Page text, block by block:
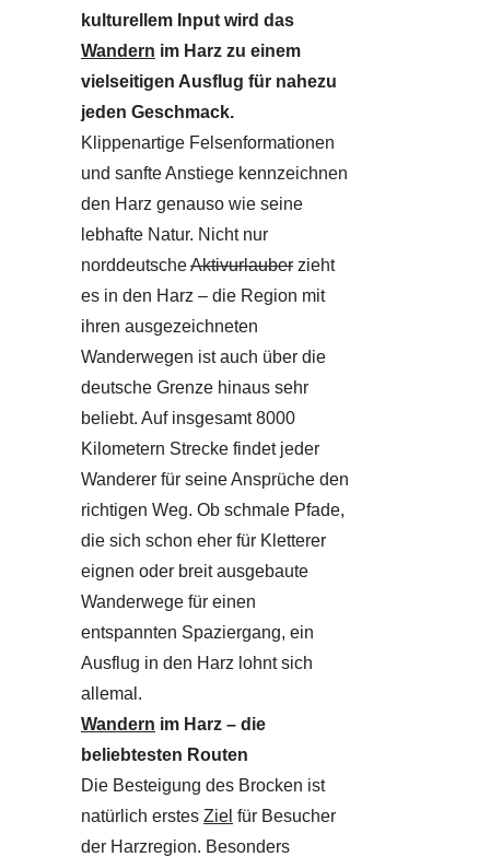
kulturellem Input wird das
Wandern im Harz zu einem
vielseitigen Ausflug für nahezu
jeden Geschmack.
Klippenartige Felsenformationen
und sanfte Anstiege kennzeichnen
den Harz genauso wie seine
lebhafte Natur. Nicht nur
norddeutscheAktivurlauber zieht
es in den Harz – die Region mit
ihren ausgezeichneten
Wanderwegen ist auch über die
deutsche Grenze hinaus sehr
beliebt. Auf insgesamt 8000
Kilometern Strecke findet jeder
Wanderer für seine Ansprüche den
richtigen Weg. Ob schmale Pfade,
die sich schon eher für Kletterer
eignen oder breit ausgebaute
Wanderwege für einen
entspannten Spaziergang, ein
Ausflug in den Harz lohnt sich
allemal.
Wandern im Harz – die
beliebtesten Routen
Die Besteigung des Brocken ist
natürlich erstes Ziel für Besucher
der Harzregion. Besonders